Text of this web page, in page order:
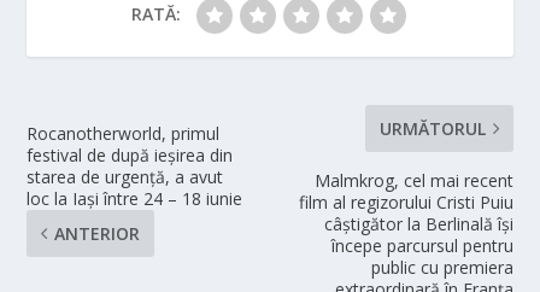
RATĂ:
Rocanotherworld, primul
festival de după ieșirea din
starea de urgență, a avut
loc la Iași între 24 – 18 iunie
ANTERIOR
URMĂTORUL
Malmkrog, cel mai recent
film al regizorului Cristi Puiu
câștigător la Berlinală își
începe parcursul pentru
public cu premiera